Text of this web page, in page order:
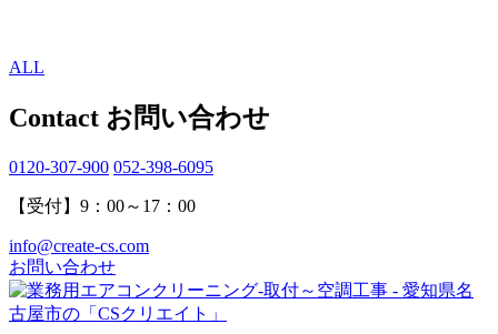
ALL
Contact お問い合わせ
0120-307-900 052-398-6095
【受付】9：00～17：00
info@create-cs.com
お問い合わせ